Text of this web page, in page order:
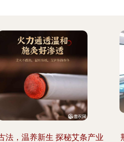
法，温养新生 探秘艾条产业